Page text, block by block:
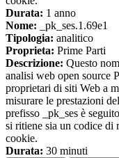
Durata: 1 anno
Nome: _pk_ses.1.69e1
Tipologia: analitico
Proprieta: Prime Parti
Descrizione: Questo
analisi web open source
proprietari di siti Web a
misurare le prestazioni
prefisso _pk_ses è
si ritiene sia un codice di
cookie.
Durata: 30 minuti